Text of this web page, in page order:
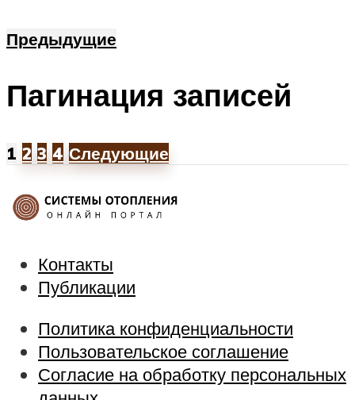
Предыдущие
Пагинация записей
1 2 3 4 Следующие
Контакты
Публикации
Политика конфиденциальности
Пользовательское соглашение
Согласие на обработку персональных